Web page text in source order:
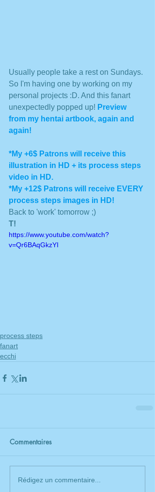
Usually people take a rest on Sundays.
So I'm having one by working on my
personal projects :D. And this fanart
unexpectedly popped up! Preview
from my hentai artbook, again and
again!
*My +6$ Patrons will receive this
illustration in HD + its process steps
video in HD.
*My +12$ Patrons will receive EVERY
process steps images in HD!
Back to 'work' tomorrow ;)
T!
https://www.youtube.com/watch?
v=Qr6BAqGkzYI
process steps
fanart
ecchi
Commentaires
Rédigez un commentaire...